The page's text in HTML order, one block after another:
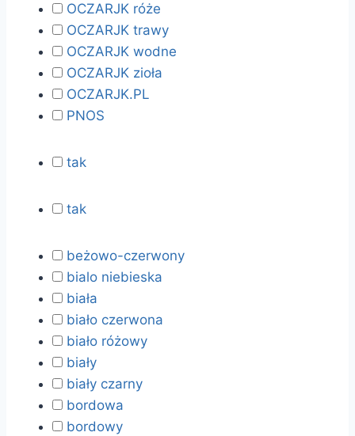
OCZARJK róże
OCZARJK trawy
OCZARJK wodne
OCZARJK zioła
OCZARJK.PL
PNOS
tak
tak
beżowo-czerwony
bialo niebieska
biała
biało czerwona
biało różowy
biały
biały czarny
bordowa
bordowy